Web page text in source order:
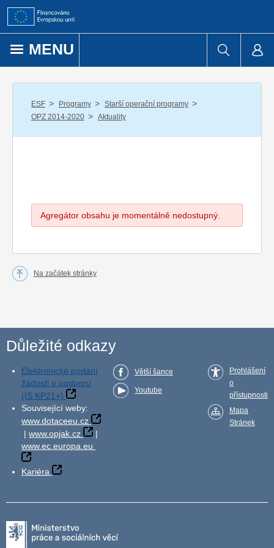
Přejít k obsahu
MENU
ESF / Programy / Starší operační programy /
OPZ 2014-2020 / Aktuality
Agregátor obsahu je momentálně nedostupný.
Na začátek stránky
Důležité odkazy
Elektronické podání
žádosti o podporu
(IS KP21+)
Související weby:
www.dotaceeu.cz
| www.opjak.cz
|
www.ec.europa.eu
Kariéra
Větší šance
Youtube
Prohlášení
o
přístupnosti
Mapa
Stránek